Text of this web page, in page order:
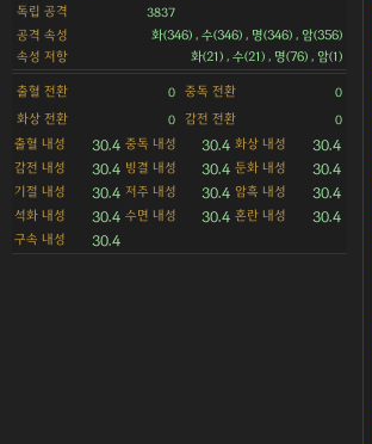
독립 공격 3837
공격 속성
화(346) , 수(346) , 명(346) , 암(356)
속성 저항
화(21) , 수(21) , 명(76) , 암(1)
출혈 전환 0 중독 전환 0
화상 전환 0 감전 전환 0
출혈 내성 30.4 중독 내성 30.4 화상 내성 30.4
감전 내성 30.4 빙결 내성 30.4 둔화 내성 30.4
기절 내성 30.4 저주 내성 30.4 암흑 내성 30.4
석화 내성 30.4 수면 내성 30.4 혼란 내성 30.4
구속 내성 30.4